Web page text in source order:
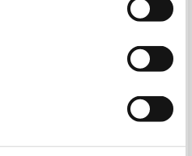
Lei